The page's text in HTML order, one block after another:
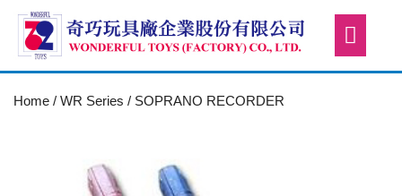
Home / WR Series / SOPRANO RECORDER